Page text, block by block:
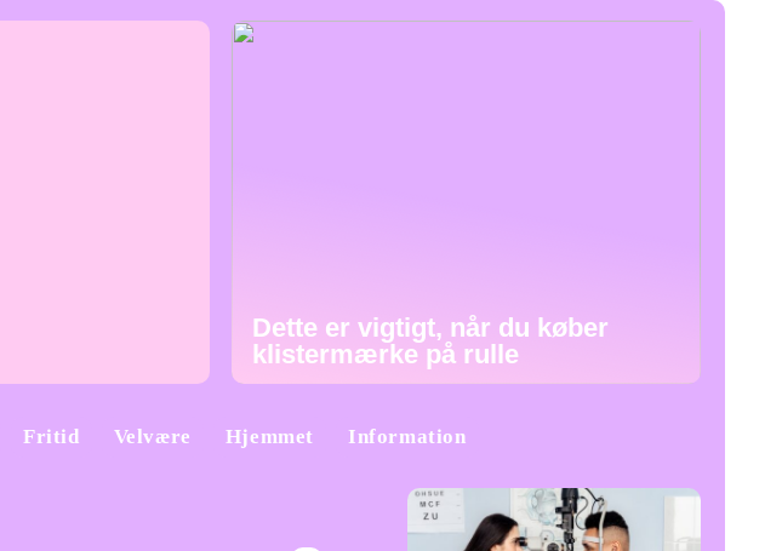
Dette er vigtigt, når du køber
klistermærke på rulle
Fritid Velvære Hjemmet Information